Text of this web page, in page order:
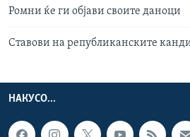
Ромни ќе ги објави своите даноци
Ставови на републиканските
НАКУСО...